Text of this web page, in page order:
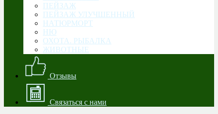
ПЕЙЗАЖ
ПЕЙЗАЖ УЛУЧШЕННЫЙ
НАТЮРМОРТ
НЮ
ОХОТА. РЫБАЛКА
ЖИВОТНЫЕ
Отзывы
Связаться с нами